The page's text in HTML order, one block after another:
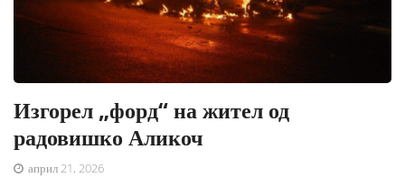
Изгорел „форд“ на жител од
радовишко Аликоч
април 21, 2026